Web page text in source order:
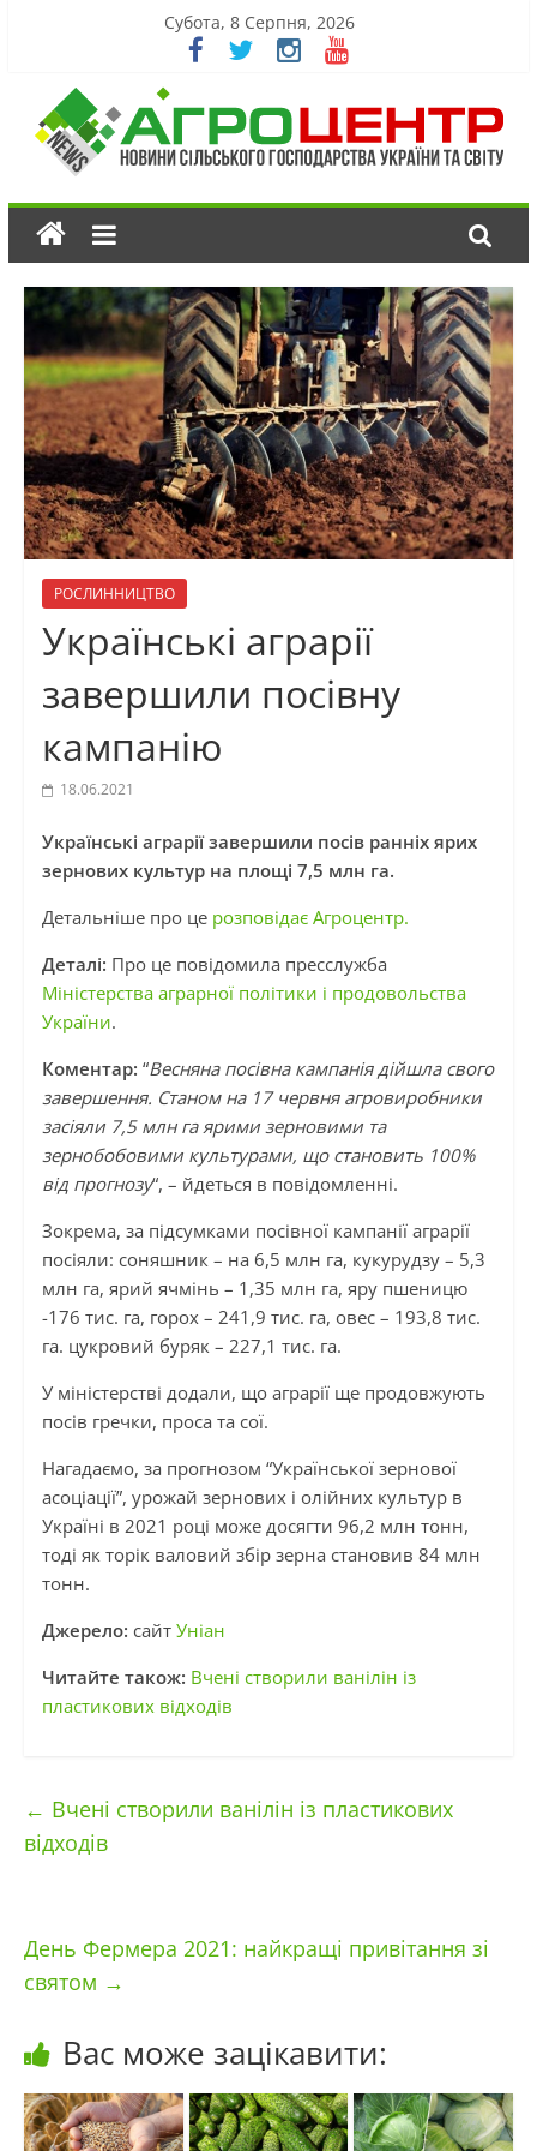
Субота, 8 Серпня, 2026
РОСЛИННИЦТВО
Українські аграрії
завершили посівну
кампанію
18.06.2021
Українські аграрії завершили посів ранніх ярих
зернових культур на площі 7,5 млн га.
Детальніше про це розповідає Агроцентр.
Деталі: Про це повідомила пресслужба
Міністерства аграрної політики і продовольства
України.
Коментар: “Весняна посівна кампанія дійшла свого
завершення. Станом на 17 червня агровиробники
засіяли 7,5 млн га ярими зерновими та
зернобобовими культурами, що становить 100%
від прогнозу“, – йдеться в повідомленні.
Зокрема, за підсумками посівної кампанії аграрії
посіяли: соняшник – на 6,5 млн га, кукурудзу – 5,3
млн га, ярий ячмінь – 1,35 млн га, яру пшеницю
-176 тис. га, горох – 241,9 тис. га, овес – 193,8 тис.
га. цукровий буряк – 227,1 тис. га.
У міністерстві додали, що аграрії ще продовжують
посів гречки, проса та сої.
Нагадаємо, за прогнозом “Української зернової
асоціації”, урожай зернових і олійних культур в
Україні в 2021 році може досягти 96,2 млн тонн,
тоді як торік валовий збір зерна становив 84 млн
тонн.
Джерело: сайт Уніан
Читайте також: Вчені створили ванілін із
пластикових відходів
← Вчені створили ванілін із пластикових
відходів
День Фермера 2021: найкращі привітання зі
святом →
Вас може зацікавити: